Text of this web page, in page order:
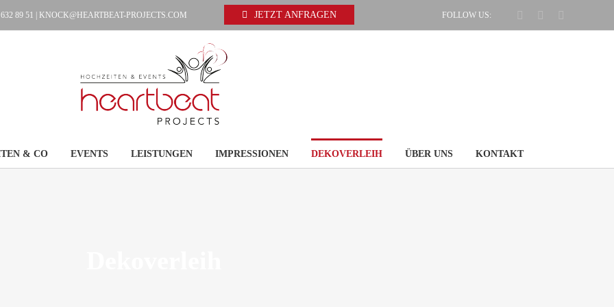
89 51 | KNOCK@HEARTBEAT-PROJECTS.COM JETZT ANFRAGEN FOLLOW US:
& CO EVENTS LEISTUNGEN IMPRESSIONEN DEKOVERLEIH ÜBER UNS KONTAKT